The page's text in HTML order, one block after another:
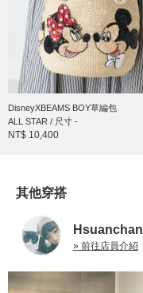
DisneyXBEAMS BOY草編包
ALL STAR / 尺寸 -
NT$ 10,400
其他穿搭
Hsuanchan
» 前往店員介紹